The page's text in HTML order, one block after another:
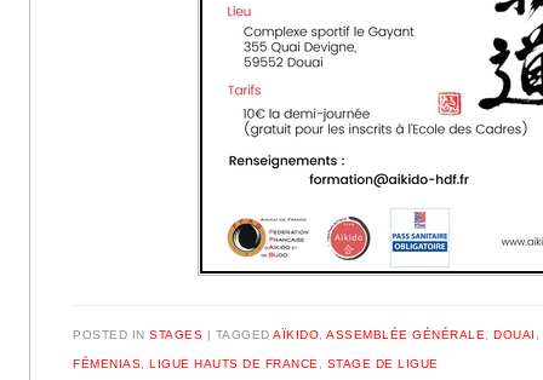
POSTED INSTAGES | TAGGEDAÏKIDO ,ASSEMBLÉE GÉNÉRALE ,DOUAI
FÉMENIAS ,LIGUE HAUTS DE FRANCE STAGE DE LIGUE